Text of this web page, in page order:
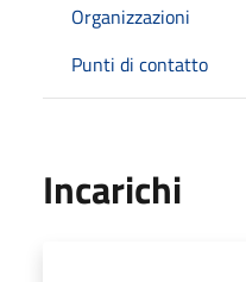
Organizzazioni
Punti di contatto
Incarichi